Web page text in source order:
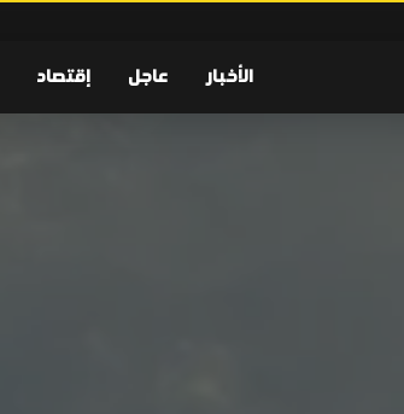
الأخبار عاجل إقتصاد